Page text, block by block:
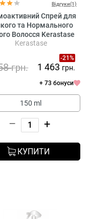
Відгуки(1)
Спрей для
та Нормального
Волосся Kerastase
Lotion Thermique
Kerastase
-21%
грн. 1 463 грн.
+ 73 бонуси
150 ml
– +
КУПИТИ